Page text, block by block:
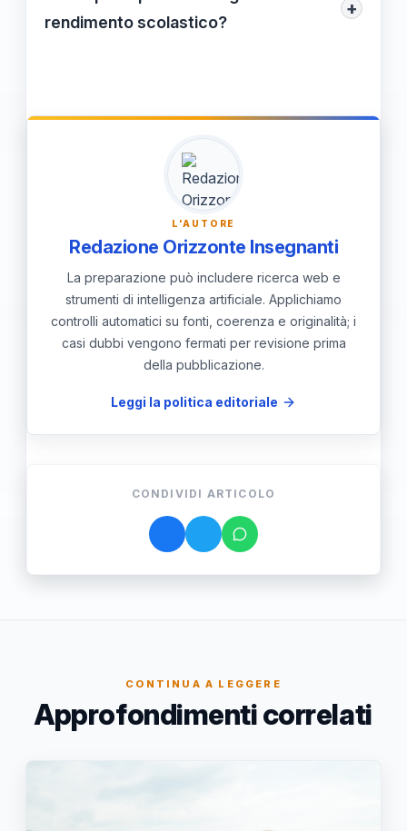
efficace.
tradizionale, ma è un complemento
rendimento scolastico?
+
che insegnano e apprendono in modo
collaborativo tendono a trattenere le
informazioni più a lungo e a sviluppare
competenze più solide, traducendosi in
L'AUTORE
Redazione Orizzonte Insegnanti
La preparazione può includere ricerca web e
strumenti di intelligenza artificiale. Applichiamo
controlli automatici su fonti, coerenza e originalità; i
casi dubbi vengono fermati per revisione prima
della pubblicazione.
Leggi la politica editoriale
CONDIVIDI ARTICOLO
CONTINUA A LEGGERE
Approfondimenti correlati